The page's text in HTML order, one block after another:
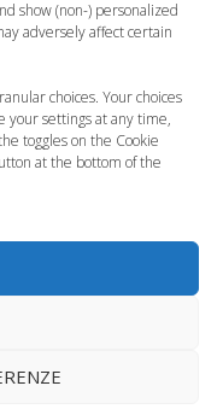
show (non-) personalized
adversely affect certain
choices. Your choices
your settings at any time,
toggles on the Cookie
at the bottom of the
pelvico a
le
in gravidanza,
tutti i dubbi della